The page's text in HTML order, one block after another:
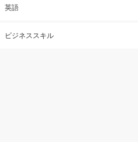
英語
ビジネススキル